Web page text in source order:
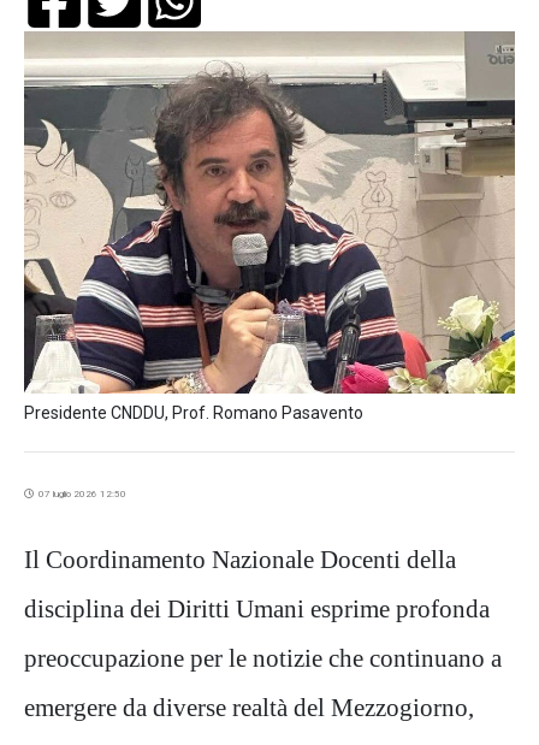
Presidente CNDDU, Prof. Romano Pasavento
07 luglio 2026 12:50
Il Coordinamento Nazionale Docenti della
disciplina dei Diritti Umani esprime profonda
preoccupazione per le notizie che continuano a
emergere da diverse realtà del Mezzogiorno,